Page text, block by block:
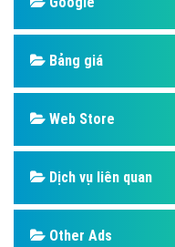
Bảng giá
Web Store
Dịch vụ liên quan
Other Ads